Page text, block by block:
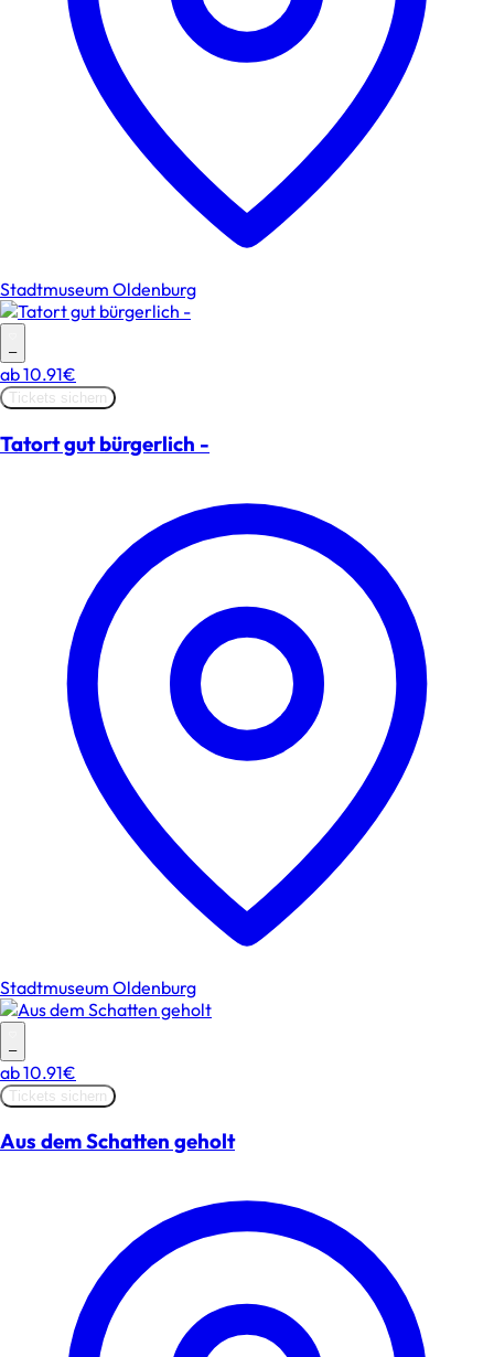
Stadtmuseum Oldenburg
–
ab10.91€
Tickets sichern
Tatort gut bürgerlich -
Stadtmuseum Oldenburg
–
ab10.91€
Tickets sichern
Aus dem Schatten geholt